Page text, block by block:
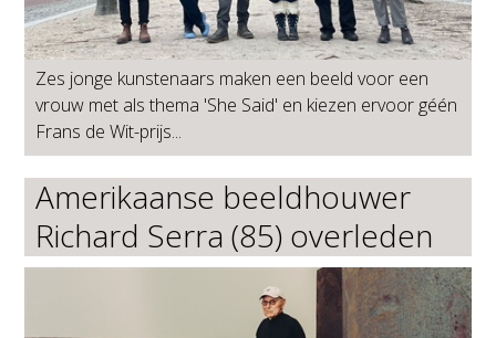
Zes jonge kunstenaars maken een beeld voor een
vrouw met als thema 'She Said' en kiezen ervoor géén
Frans de Wit-prijs...
Amerikaanse beeldhouwer
Richard Serra (85) overleden